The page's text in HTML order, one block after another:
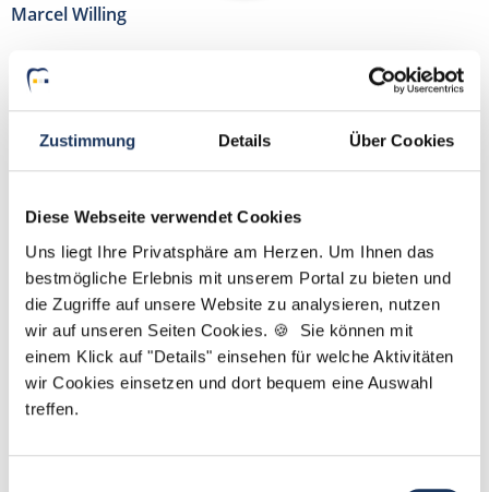
Zustimmung Details Über Cookies
Diese Webseite verwendet Cookies
Uns liegt Ihre Privatsphäre am Herzen. Um Ihnen das
bestmögliche Erlebnis mit unserem Portal zu bieten und
die Zugriffe auf unsere Website zu analysieren, nutzen
wir auf unseren Seiten Cookies. 🍪 Sie können mit
einem Klick auf "Details" einsehen für welche Aktivitäten
wir Cookies einsetzen und dort bequem eine Auswahl
treffen.
Marcel Willing
Ansprechpartner
Gemeinsam finden wir die Zahnarztpraxis, die zu
Ihnen und Ihren beruflichen Zielen passt. Wenn Sie
Fragen zu Ihrer Bewerbung oder zu unseren
Verfügung!
Jetzt zur kostenlosen Stellenanfrage
Kontakt
Tel.: +49 (0) 521 / 911 730 42
Fax: +49 (0) 521 / 911 730 41